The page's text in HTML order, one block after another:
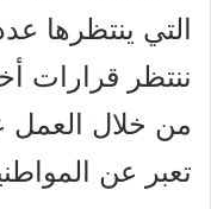
التي ينتظرها
ننتظر قرارات
من خلال
تعبر عن